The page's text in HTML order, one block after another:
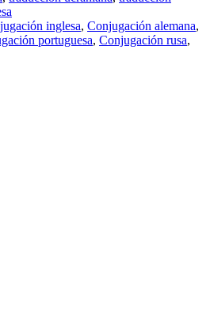
inglesa, Conjugación alemana,
portuguesa, Conjugación rusa,